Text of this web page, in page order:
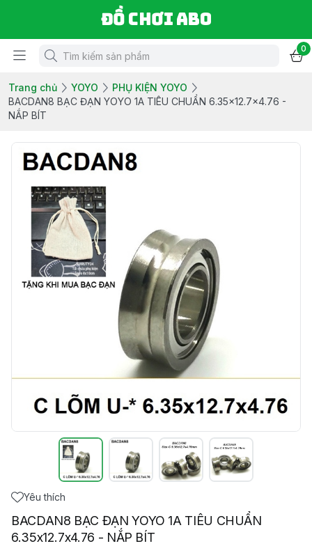
Đồ chơi ABO
0
Trang chủ YOYO
PHỤ KIỆN YOYO
BACDAN8 BẠC ĐẠN YOYO 1A TIÊU CHUẨN 6.35x12.7x4.76 -
NẮP BÍT
Yêu thích
BACDAN8 BẠC ĐẠN YOYO 1A TIÊU CHUẨN
6.35x12.7x4.76 - NẮP BÍT